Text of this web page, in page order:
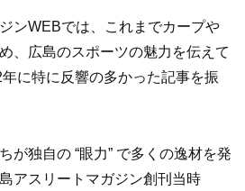
ンWEBでは、これまでカープや
、広島のスポーツの魅力を伝えて
に特に反響の多かった記事を振
が独自の “眼力” で多くの逸材を発
アスリートマガジン創刊当時